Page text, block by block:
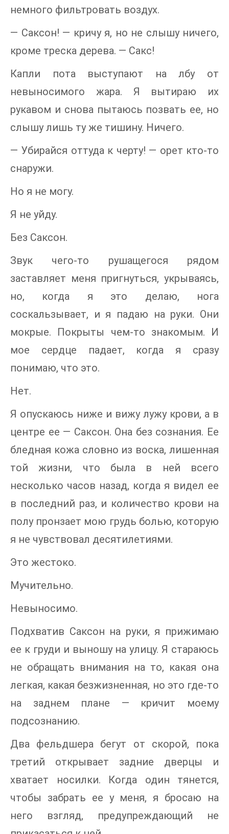
немного фильтровать воздух.
— Саксон! — кричу я, но не слышу ничего,
кроме треска дерева. — Сакс!
Капли пота выступают на лбу от
невыносимого жара. Я вытираю их
рукавом и снова пытаюсь позвать ее, но
слышу лишь ту же тишину. Ничего.
— Убирайся оттуда к черту! — орет кто-то
снаружи.
Но я не могу.
Я не уйду.
Без Саксон.
Звук чего-то рушащегося рядом
заставляет меня пригнуться, укрываясь,
но, когда я это делаю, нога
соскальзывает, и я падаю на руки. Они
мокрые. Покрыты чем-то знакомым. И
мое сердце падает, когда я сразу
понимаю, что это.
Нет.
Я опускаюсь ниже и вижу лужу крови, а в
центре ее — Саксон. Она без сознания. Ее
бледная кожа словно из воска, лишенная
той жизни, что была в ней всего
несколько часов назад, когда я видел ее
в последний раз, и количество крови на
полу пронзает мою грудь болью, которую
я не чувствовал десятилетиями.
Это жестоко.
Мучительно.
Невыносимо.
Подхватив Саксон на руки, я прижимаю
ее к груди и выношу на улицу. Я стараюсь
не обращать внимания на то, какая она
легкая, какая безжизненная, но это где-то
на заднем плане — кричит моему
подсознанию.
Два фельдшера бегут от скорой, пока
третий открывает задние дверцы и
хватает носилки. Когда один тянется,
чтобы забрать ее у меня, я бросаю на
него взгляд, предупреждающий не